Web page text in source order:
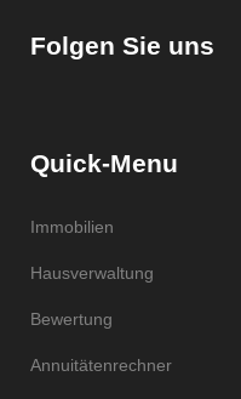
Folgen Sie uns
Quick-Menu
Immobilien
Hausverwaltung
Bewertung
Annuitätenrechner